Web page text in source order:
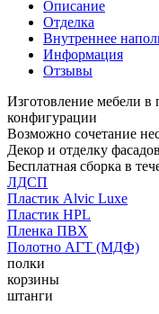
Описание
Отделка
Внутреннее
Информация
Отзывы
Изготовление мебели
конфигурации
Возможно сочетание
Декор и отделку
Бесплатная сборка в
ЛДСП
Пластик Alvic Luxe
Пластик HPL
Пленка ПВХ
Полотно АГТ (МДФ)
полки
корзины
штанги